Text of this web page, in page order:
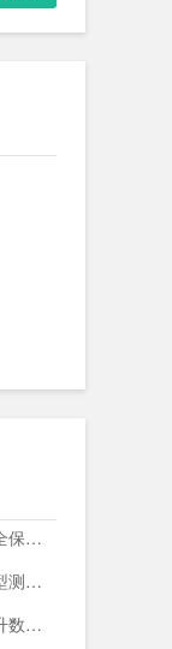
信创文件传输系统有哪些高效的安全保障措施？
新能源行业内外网文件摆渡系统选型测评，附头部企业跨网部署案例
跨网文件安全交换系统排名助力提升数据传输安全与效率